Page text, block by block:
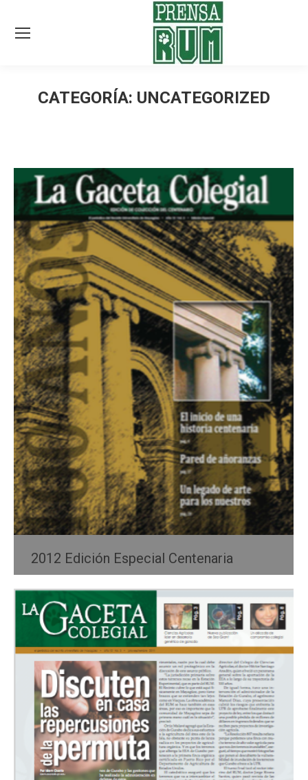
CATEGORÍA: UNCATEGORIZED
2012 Edición Especial Centenaria